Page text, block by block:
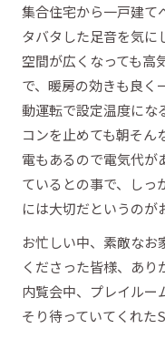
集合住宅から一戸建て
タバタした足音を気に
空間が広くなっても高
で、暖房の効きも良く
動運転で設定温度にな
コンを止めても朝そん
電もあるので電気代が
ているとの事で、しっ
には大切だというのが
お忙しい中、素敵な
くださった皆様、あり
内覧会中、プレイルー
そり待っていてくれた